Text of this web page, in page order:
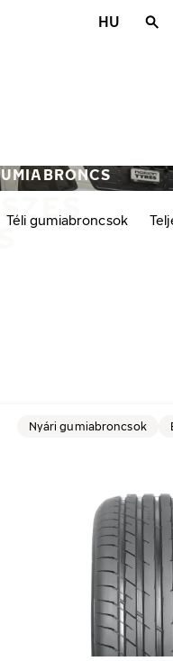
HU
Téli gumiabroncsok
Nyári gumiabroncsok